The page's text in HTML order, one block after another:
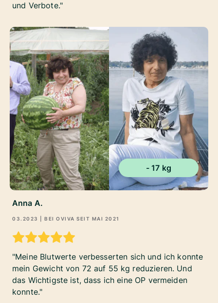
und Verbote.
- 17 kg
Anna A.
03.2023 | BEI OVIVA SEIT MAI 2021
Meine Blutwerte verbesserten sich und ich konnte
mein Gewicht von 72 auf 55 kg reduzieren. Und
das Wichtigste ist, dass ich eine OP vermeiden
konnte.